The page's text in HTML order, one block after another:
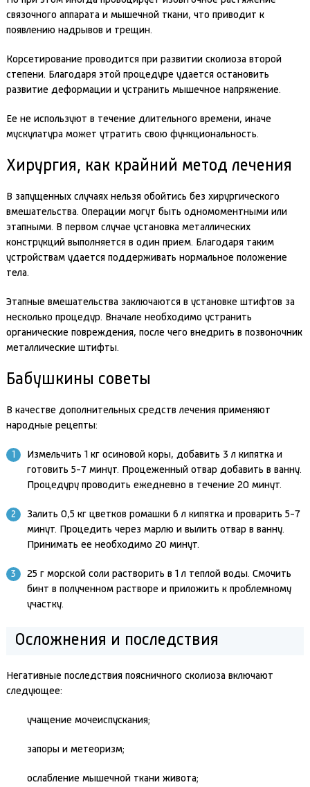
связочного аппарата и мышечной ткани, что приводит к
появлению надрывов и трещин.
Корсетирование проводится при развитии сколиоза второй
степени. Благодаря этой процедуре удается остановить
развитие деформации и устранить мышечное напряжение.
Ее не используют в течение длительного времени, иначе
мускулатура может утратить свою функциональность.
Хирургия, как крайний метод лечения
В запущенных случаях нельзя обойтись без хирургического
вмешательства. Операции могут быть одномоментными или
этапными. В первом случае установка металлических
конструкций выполняется в один прием. Благодаря таким
устройствам удается поддерживать нормальное положение
тела.
Этапные вмешательства заключаются в установке штифтов за
несколько процедур. Вначале необходимо устранить
органические повреждения, после чего внедрить в позвоночник
металлические штифты.
Бабушкины советы
В качестве дополнительных средств лечения применяют
народные рецепты:
Измельчить 1 кг осиновой коры, добавить 3 л кипятка и
готовить 5-7 минут. Процеженный отвар добавить в ванну.
Процедуру проводить ежедневно в течение 20 минут.
Залить 0,5 кг цветков ромашки 6 л кипятка и проварить 5-7
минут. Процедить через марлю и вылить отвар в ванну.
Принимать ее необходимо 20 минут.
25 г морской соли растворить в 1 л теплой воды. Смочить
бинт в полученном растворе и приложить к проблемному
участку.
Осложнения и последствия
Негативные последствия поясничного сколиоза включают
следующее:
учащение мочеиспускания;
запоры и метеоризм;
ослабление мышечной ткани живота;